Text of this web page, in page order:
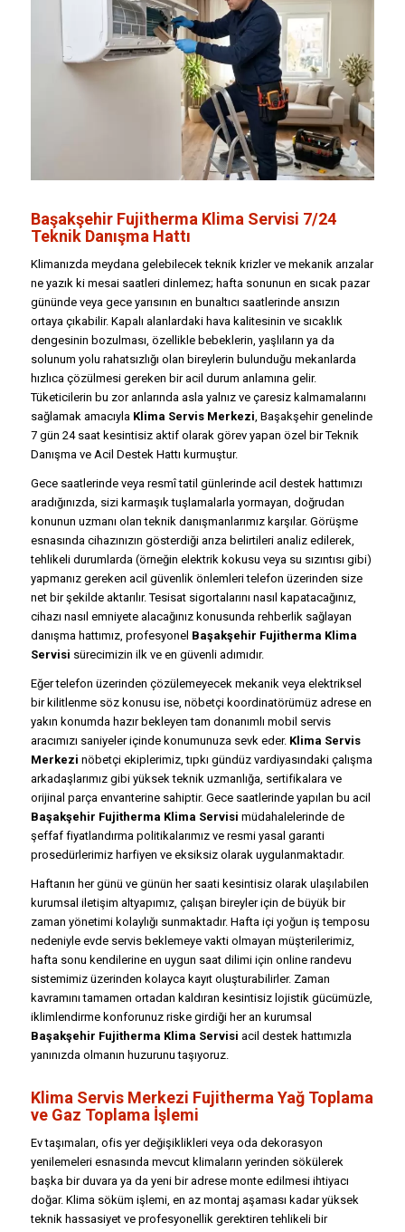
Başakşehir Fujitherma Klima Servisi 7/24
Teknik Danışma Hattı
Klimanızda meydana gelebilecek teknik krizler ve mekanik arızalar
ne yazık ki mesai saatleri dinlemez; hafta sonunun en sıcak pazar
gününde veya gece yarısının en bunaltıcı saatlerinde ansızın
ortaya çıkabilir. Kapalı alanlardaki hava kalitesinin ve sıcaklık
dengesinin bozulması, özellikle bebeklerin, yaşlıların ya da
solunum yolu rahatsızlığı olan bireylerin bulunduğu mekanlarda
hızlıca çözülmesi gereken bir acil durum anlamına gelir.
Tüketicilerin bu zor anlarında asla yalnız ve çaresiz kalmamalarını
sağlamak amacıyla Klima Servis Merkezi , Başakşehir genelinde
7 gün 24 saat kesintisiz aktif olarak görev yapan özel bir Teknik
Danışma ve Acil Destek Hattı kurmuştur.
Gece saatlerinde veya resmî tatil günlerinde acil destek hattımızı
aradığınızda, sizi karmaşık tuşlamalarla yormayan, doğrudan
konunun uzmanı olan teknik danışmanlarımız karşılar. Görüşme
esnasında cihazınızın gösterdiği arıza belirtileri analiz edilerek,
tehlikeli durumlarda (örneğin elektrik kokusu veya su sızıntısı gibi)
yapmanız gereken acil güvenlik önlemleri telefon üzerinden size
net bir şekilde aktarılır. Tesisat sigortalarını nasıl kapatacağınız,
cihazı nasıl emniyete alacağınız konusunda rehberlik sağlayan
danışma hattımız, profesyonel Başakşehir Fujitherma Klima
Servisi sürecimizin ilk ve en güvenli adımıdır.
Eğer telefon üzerinden çözülemeyecek mekanik veya elektriksel
bir kilitlenme söz konusu ise, nöbetçi koordinatörümüz adrese en
yakın konumda hazır bekleyen tam donanımlı mobil servis
aracımızı saniyeler içinde konumunuza sevk eder. Klima Servis
Merkezi nöbetçi ekiplerimiz, tıpkı gündüz vardiyasındaki çalışma
arkadaşlarımız gibi yüksek teknik uzmanlığa, sertifikalara ve
orijinal parça envanterine sahiptir. Gece saatlerinde yapılan bu acil
Başakşehir Fujitherma Klima Servisi müdahalelerinde de
şeffaf fiyatlandırma politikalarımız ve resmi yasal garanti
prosedürlerimiz harfiyen ve eksiksiz olarak uygulanmaktadır.
Haftanın her günü ve günün her saati kesintisiz olarak ulaşılabilen
kurumsal iletişim altyapımız, çalışan bireyler için de büyük bir
zaman yönetimi kolaylığı sunmaktadır. Hafta içi yoğun iş temposu
nedeniyle evde servis beklemeye vakti olmayan müşterilerimiz,
hafta sonu kendilerine en uygun saat dilimi için online randevu
sistemimiz üzerinden kolayca kayıt oluşturabilirler. Zaman
kavramını tamamen ortadan kaldıran kesintisiz lojistik gücümüzle,
iklimlendirme konforunuz riske girdiği her an kurumsal
Başakşehir Fujitherma Klima Servisi acil destek hattımızla
yanınızda olmanın huzurunu taşıyoruz.
Klima Servis Merkezi Fujitherma Yağ Toplama
ve Gaz Toplama İşlemi
Ev taşımaları, ofis yer değişiklikleri veya oda dekorasyon
yenilemeleri esnasında mevcut klimaların yerinden sökülerek
başka bir duvara ya da yeni bir adrese monte edilmesi ihtiyacı
doğar. Klima söküm işlemi, en az montaj aşaması kadar yüksek
teknik hassasiyet ve profesyonellik gerektiren tehlikeli bir